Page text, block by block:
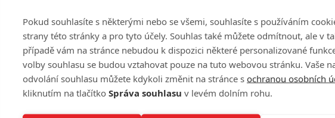
Pokud souhlasíte s některými nebo se všemi, souhlasíte s používáním
strany této stránky a pro tyto účely. Souhlas také můžete odmítnout, ale v
případě vám na stránce nebudou k dispozici některé personalizované
volby souhlasu se budou vztahovat pouze na tuto webovou stránku. Vaše
odvolání souhlasu můžete kdykoli změnit na stránce s ochranou osobních
kliknutím na tlačítko Správa souhlasu v levém dolním rohu.